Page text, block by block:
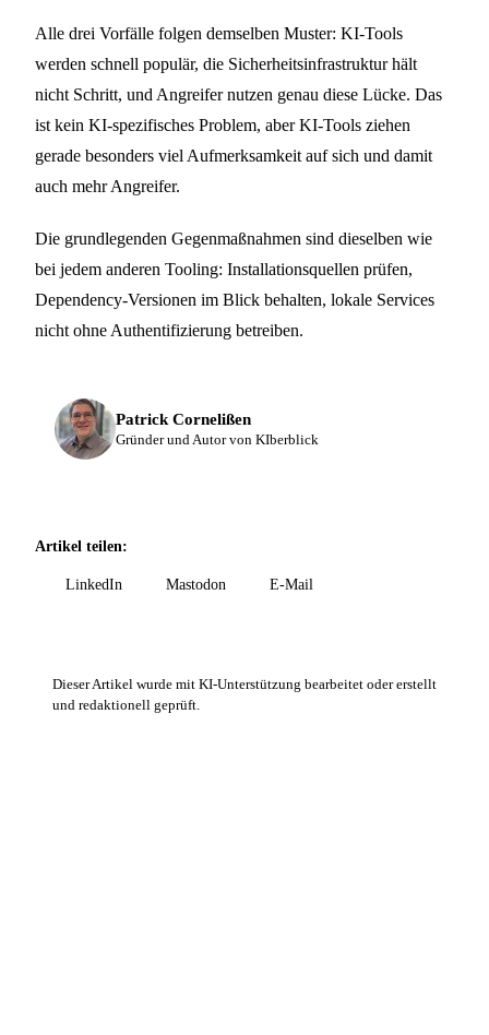
Alle drei Vorfälle folgen demselben Muster: KI-Tools
werden schnell populär, die Sicherheitsinfrastruktur hält
nicht Schritt, und Angreifer nutzen genau diese Lücke. Das
ist kein KI-spezifisches Problem, aber KI-Tools ziehen
gerade besonders viel Aufmerksamkeit auf sich und damit
auch mehr Angreifer.
Die grundlegenden Gegenmaßnahmen sind dieselben wie
bei jedem anderen Tooling: Installationsquellen prüfen,
Dependency-Versionen im Blick behalten, lokale Services
nicht ohne Authentifizierung betreiben.
Patrick Cornelißen
Gründer und Autor von KIberblick
Artikel teilen:
LinkedIn Mastodon E-Mail
Dieser Artikel wurde mit KI-Unterstützung bearbeitet oder erstellt
und redaktionell geprüft.